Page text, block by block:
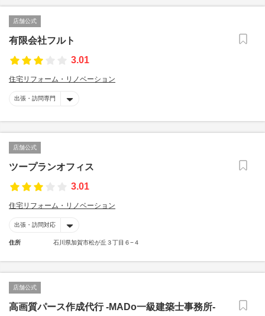
店舗公式
有限会社フルト
3.01
住宅リフォーム・リノベーション
出張・訪問専門
店舗公式
ツープランオフィス
3.01
住宅リフォーム・リノベーション
出張・訪問対応
住所 石川県加賀市松が丘３丁目６−４
店舗公式
高画質パース作成代行 -MADo一級建築士事務所-